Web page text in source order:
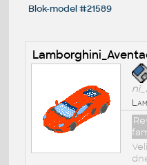
Blok-model #21589